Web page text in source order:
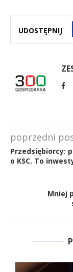
UDOSTĘPNIJ
poprzedni
Przedsiębiorcy:
o KSC. To
Mniej